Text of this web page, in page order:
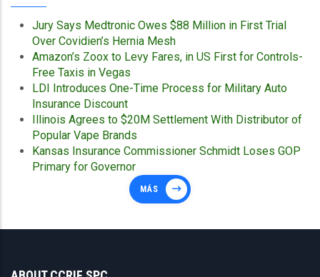
Jury Says Medtronic Owes $88 Million in First Trial
Over Covidien’s Hernia Mesh
Amazon’s Zoox to Levy Fares, in US First for Controls-
Free Taxis in Vegas
LDI Introduces One-Time Process for Military Auto
Insurance Discount
Illinois Agrees to $20M Settlement With Distributor of
Popular Vape Brands
Kansas Insurance Commissioner Schmidt Loses GOP
Primary for Governor
MÁS